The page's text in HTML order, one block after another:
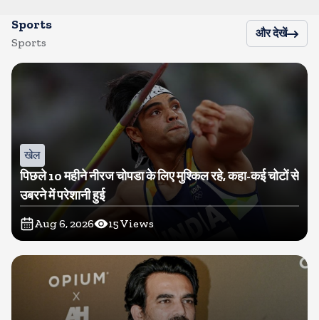
Sports
Sports
और देखें
खेल
पिछले 10 महीने नीरज चोपडा के लिए मुश्किल रहे, कहा-कई चोटों से
उबरने में परेशानी हुई
Aug 6, 2026 15Views